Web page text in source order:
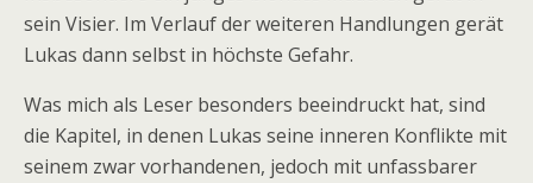
sein Visier. Im Verlauf der weiteren Handlungen gerät
Lukas dann selbst in höchste Gefahr.
Was mich als Leser besonders beeindruckt hat, sind
die Kapitel, in denen Lukas seine inneren Konflikte mit
seinem zwar vorhandenen, jedoch mit unfassbarer